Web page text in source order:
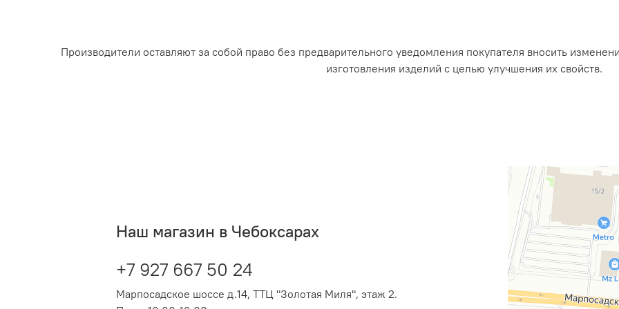
Производители оставляют за собой право без предварительного уведомления покупателя вносить
изготовления изделий с целью улучшения их свойств.
Наш магазин в Чебоксарах
+7 927 667 50 24
Марпосадское шоссе д.14, ТТЦ "Золотая Миля", этаж 2.